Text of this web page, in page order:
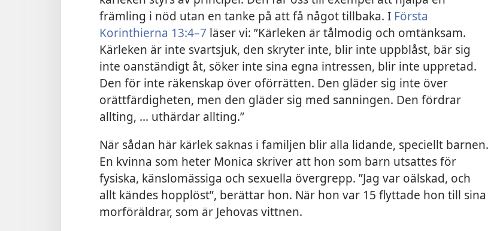
främling i nöd utan en tanke på att få något tillbaka. I Första
Korinthierna 13:4–7 läser vi: ”Kärleken är tålmodig och omtänksam.
Kärleken är inte svartsjuk, den skryter inte, blir inte uppblåst, bär sig
inte oanständigt åt, söker inte sina egna intressen, blir inte uppretad.
Den för inte räkenskap över oförrätten. Den gläder sig inte över
orättfärdigheten, men den gläder sig med sanningen. Den fördrar
allting, ... uthärdar allting.”
När sådan här kärlek saknas i familjen blir alla lidande, speciellt barnen.
En kvinna som heter Monica skriver att hon som barn utsattes för
fysiska, känslomässiga och sexuella övergrepp. ”Jag var oälskad, och
allt kändes hopplöst”, berättar hon. När hon var 15 flyttade hon till sina
morföräldrar, som är Jehovas vittnen.